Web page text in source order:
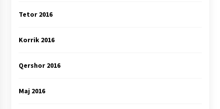
Tetor 2016
Korrik 2016
Qershor 2016
Maj 2016